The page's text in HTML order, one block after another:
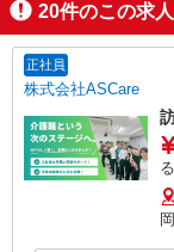
20件のこの求
正社員
株式会社ASCare
給